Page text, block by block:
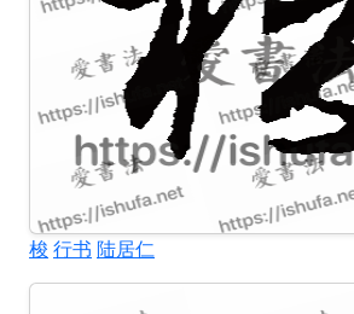
梭 行书 陆居仁